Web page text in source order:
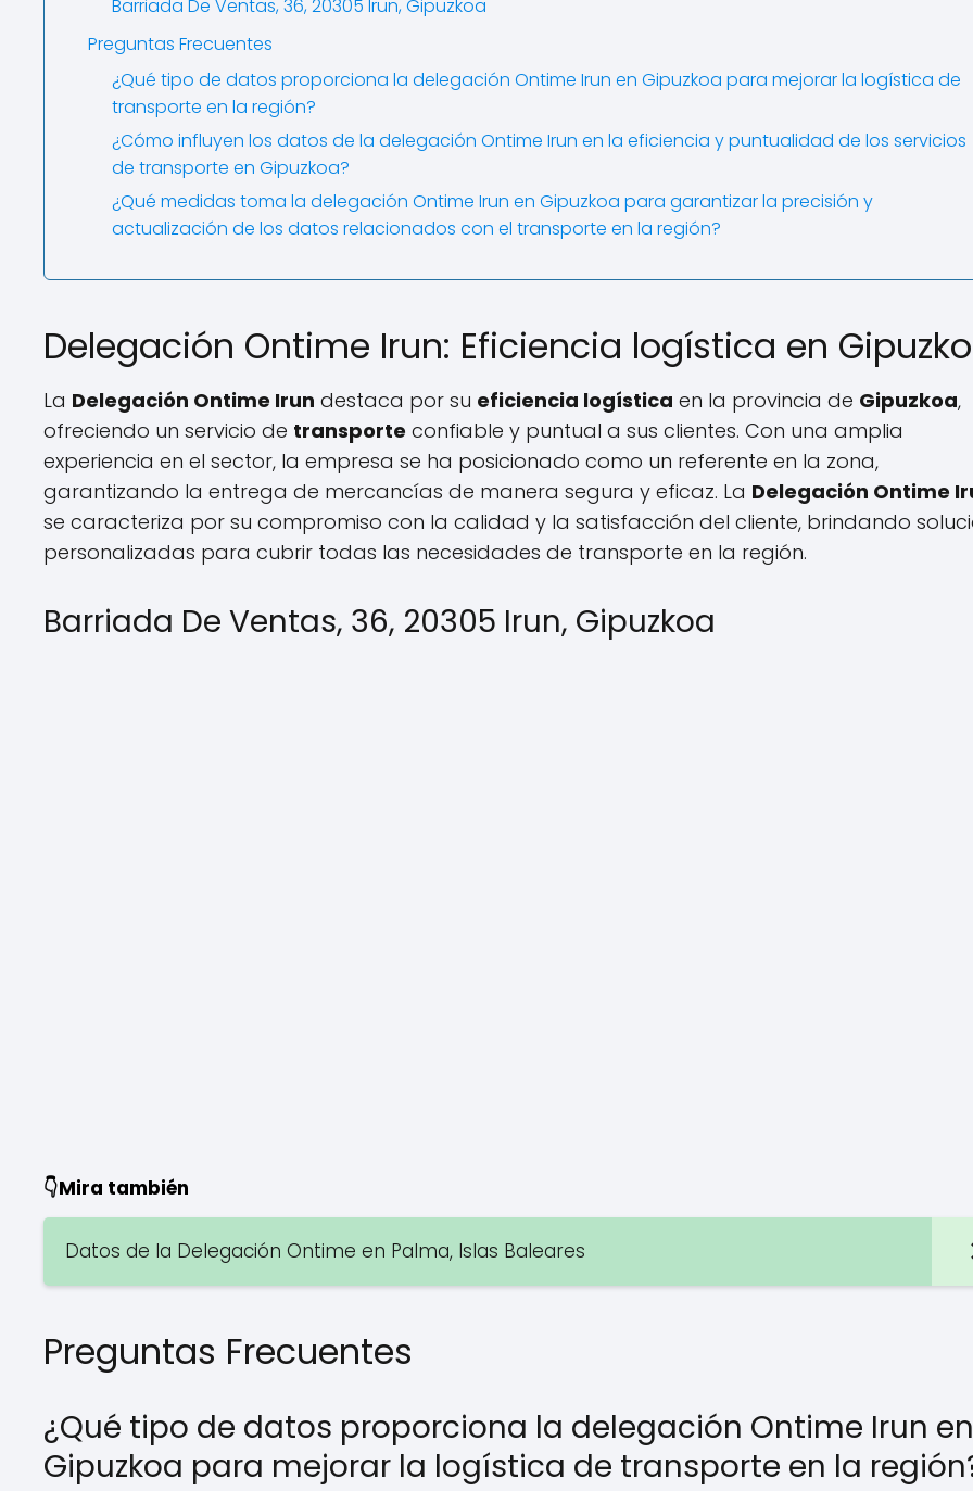
Barriada De Ventas, 36, 20305 Irun, Gipuzkoa
Preguntas Frecuentes
¿Qué tipo de datos proporciona la delegación Ontime Irun en Gipuzkoa para mejorar la logística de
transporte en la región?
¿Cómo influyen los datos de la delegación Ontime Irun en la eficiencia y puntualidad de los servicios
de transporte en Gipuzkoa?
¿Qué medidas toma la delegación Ontime Irun en Gipuzkoa para garantizar la precisión y
actualización de los datos relacionados con el transporte en la región?
Delegación Ontime Irun: Eficiencia logística en
La Delegación Ontime Irun destaca por su eficiencia logística en la provincia de Gipuzkoa,
ofreciendo un servicio de transporte confiable y puntual a sus clientes. Con una amplia
experiencia en el sector, la empresa se ha posicionado como un referente en la zona,
garantizando la entrega de mercancías de manera segura y eficaz. La Delegación Ontime
se caracteriza por su compromiso con la calidad y la satisfacción del cliente, brindando
personalizadas para cubrir todas las necesidades de transporte en la región.
Barriada De Ventas, 36, 20305 Irun, Gipuzkoa
👇Mira también
Datos de la Delegación Ontime en Palma, Islas Baleares
Preguntas Frecuentes
¿Qué tipo de datos proporciona la delegación Ontime Irun en
Gipuzkoa para mejorar la logística de transporte en la